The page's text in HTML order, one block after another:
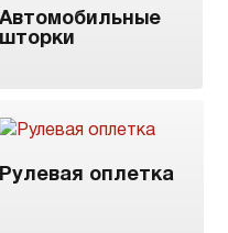
Автомобильные
шторки
Рулевая оплетка